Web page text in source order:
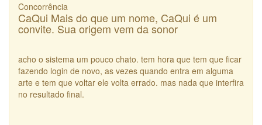
Concorrência
CaQui Mais do que um nome, CaQui é um
convite. Sua origem vem da sonor
acho o sistema um pouco chato. tem hora que tem que ficar
fazendo login de novo, as vezes quando entra em alguma
arte e tem que voltar ele volta errado. mas nada que interfira
no resultado final.